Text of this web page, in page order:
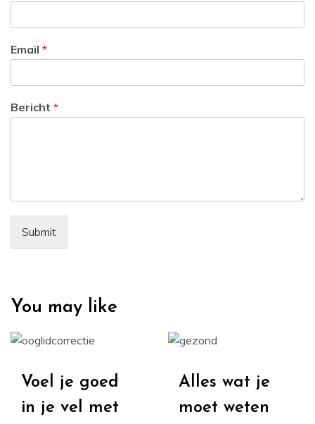
Email *
Bericht *
Submit
You may like
Voel je goed
in je vel met
Alles wat je
moet weten